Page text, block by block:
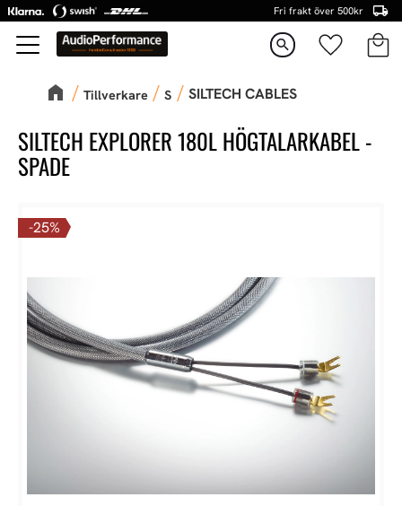
Meny
Fri frakt över 500kr
search Favoriter
Tillverkare S SILTECH CABLES
SILTECH EXPLORER 180L HÖGTALARKABEL -
SPADE
25%